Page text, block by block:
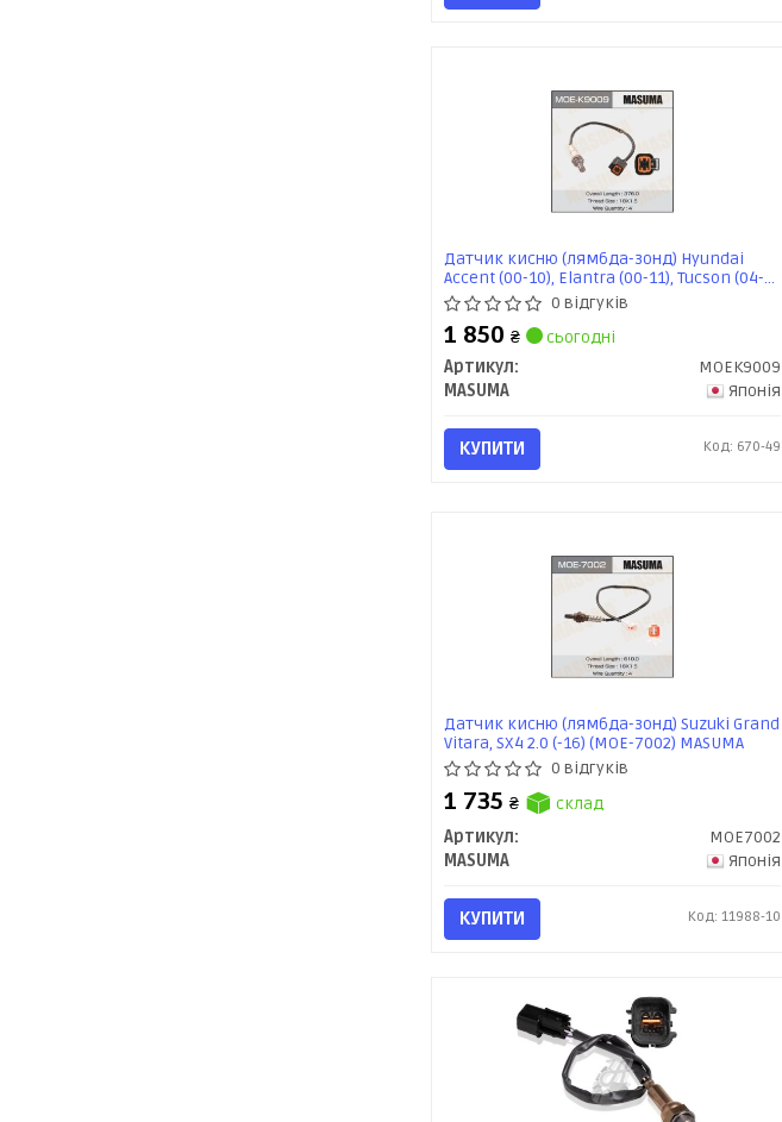
Датчик кисню (лямбда-зонд) Hyundai
Accent (00-10), Elantra (00-11), Tucson (04-
10) / KIA Ceed (07-11), Sportage ((MOE-
K9009) MASUMA
0 відгуків
1 850 ₴
сьогодні
Артикул:
MOEK9009
MASUMA
Японія
КУПИТИ Код: 670-49
Датчик кисню (лямбда-зонд) Suzuki Grand
Vitara, SX4 2.0 (-16) (MOE-7002) MASUMA
0 відгуків
1 735 ₴
склад
Артикул:
MOE7002
MASUMA
Японія
КУПИТИ Код: 11988-10